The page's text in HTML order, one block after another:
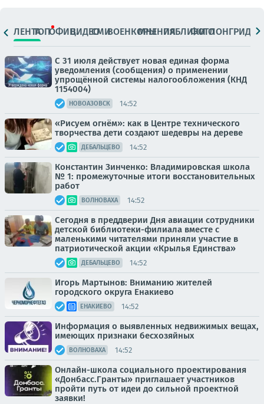
ЛЕНТАТОПОФИЦ.ВИДЕОСМИВОЕНКОРЫМНЕНИЯПАБЛИКИ
ФОТОЛОНГРИДЫ
С 31 июля действует новая единая форма
уведомления (сообщения) о применении
упрощённой системы налогообложения (КНД
1154004)
НОВОАЗОВСК 14:52
«Рисуем огнём»: как в Центре технического
творчества дети создают шедевры на дереве
ДЕБАЛЬЦЕВО 14:52
Константин Зинченко: Владимировская школа
№ 1: промежуточные итоги восстановительных
работ
ВОЛНОВАХА 14:52
Сегодня в преддверии Дня авиации сотрудники
детской библиотеки-филиала вместе с
маленькими читателями приняли участие в
патриотической акции «Крылья Единства»
ДЕБАЛЬЦЕВО 14:52
Игорь Мартынов: Вниманию жителей
городского округа Енакиево
ЕНАКИЕВО 14:52
Информация о выявленных недвижимых вещах,
имеющих признаки бесхозяйных
ВОЛНОВАХА 14:52
Онлайн-школа социального проектирования
«Донбасс.Гранты» приглашает участников
пройти путь от идеи до сильной проектной
заявки!